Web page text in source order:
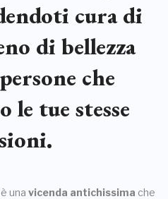
cura di
di bellezza
che
le tue stesse
una vicenda antichissima che